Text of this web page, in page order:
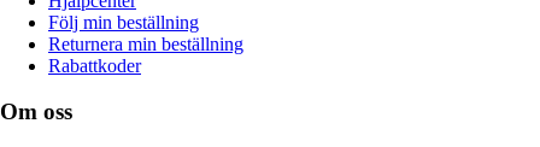
Följ min beställning
Returnera min beställning
Rabattkoder
Om oss